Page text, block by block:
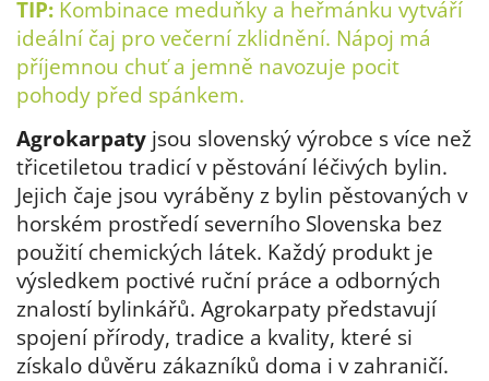
TIP: Kombinace meduňky a heřmánku vytváří
ideální čaj pro večerní zklidnění. Nápoj má
příjemnou chuť a jemně navozuje pocit
pohody před spánkem.
Agrokarpaty jsou slovenský výrobce s více než
třicetiletou tradicí v pěstování léčivých bylin.
Jejich čaje jsou vyráběny z bylin pěstovaných v
horském prostředí severního Slovenska bez
použití chemických látek. Každý produkt je
výsledkem poctivé ruční práce a odborných
znalostí bylinkářů. Agrokarpaty představují
spojení přírody, tradice a kvality, které si
získalo důvěru zákazníků doma i v zahraničí.